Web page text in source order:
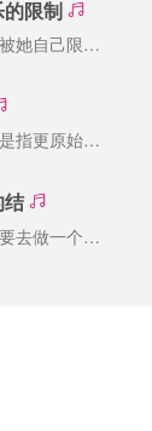
限制
精神病主体的享乐可能很难被她自己限制或定位，这经常导致她试图通过毁伤或切掉“有问
圣状它不是一般的症状，它是指更原始的症状，是一种实在的言说，是朝向“父之名”的言
结
精神病人的一个难题是，她要去做一个结（knot），通过这个结，将想象维度、象征维度、